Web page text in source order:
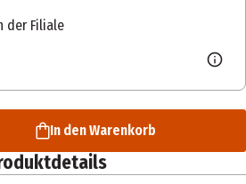
der Filiale
In den Warenkorb